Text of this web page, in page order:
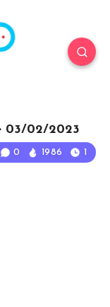
0 1986 1
03/02/2023
1 Min Read